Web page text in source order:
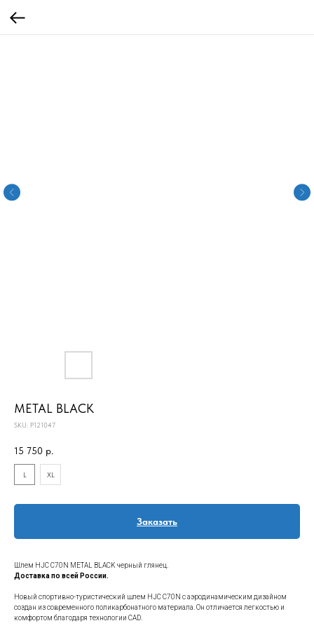
METAL BLACK
SKU: P121047
15 750 р.
L XL
Заказать
Шлем HJC C70N METAL BLACK черный глянец.
Доставка по всей России.
Новый спортивно-туристический шлем HJC C70N с аэродинамическим дизайном
создан из современного поликарбонатного материала. Он отличается легкостью и
комфортом благодаря технологии CAD.